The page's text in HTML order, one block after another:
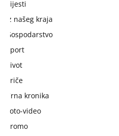
Vijesti
Iz našeg kraja
Gospodarstvo
Sport
Život
Priče
Crna kronika
Foto-video
Promo